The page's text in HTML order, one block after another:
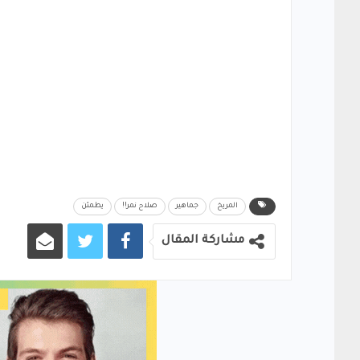
المريخ جماهير صلاح نمر!! يطمئن
مشاركة المقال